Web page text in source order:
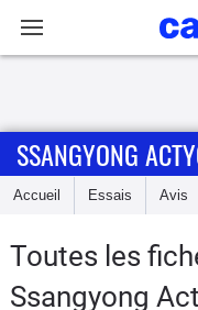
Accueil
Essais
SSANGYONG
Accueil Essais Avis
Toutes les
Ssangyong